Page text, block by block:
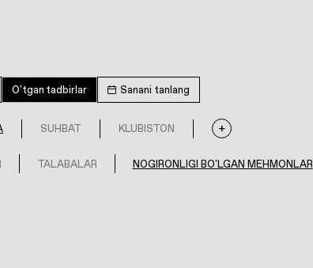
O'tgan tadbirlar Sanani tanlang
SUHBAT KLUBISTON
TALABALAR NOGIRONLIGI BO'LGAN MEHMONLAR